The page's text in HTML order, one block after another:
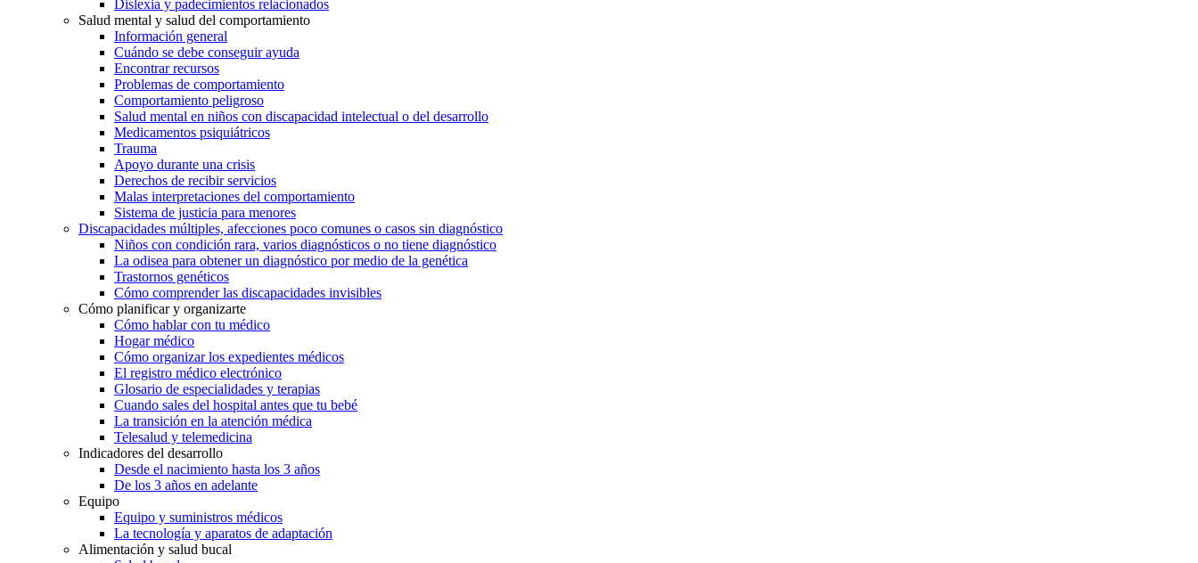
Dislexia y padecimientos relacionados
Salud mental y salud del comportamiento
Información general
Cuándo se debe conseguir ayuda
Encontrar recursos
Problemas de comportamiento
Comportamiento peligroso
Salud mental en niños con discapacidad intelectual o del desarrollo
Medicamentos psiquiátricos
Trauma
Apoyo durante una crisis
Derechos de recibir servicios
Malas interpretaciones del comportamiento
Sistema de justicia para menores
Discapacidades múltiples, afecciones poco comunes o casos sin diagnóstico
Niños con condición rara, varios diagnósticos o no tiene diagnóstico
La odisea para obtener un diagnóstico por medio de la genética
Trastornos genéticos
Cómo comprender las discapacidades invisibles
Cómo planificar y organizarte
Cómo hablar con tu médico
Hogar médico
Cómo organizar los expedientes médicos
El registro médico electrónico
Glosario de especialidades y terapias
Cuando sales del hospital antes que tu bebé
La transición en la atención médica
Telesalud y telemedicina
Indicadores del desarrollo
Desde el nacimiento hasta los 3 años
De los 3 años en adelante
Equipo
Equipo y suministros médicos
La tecnología y aparatos de adaptación
Alimentación y salud bucal